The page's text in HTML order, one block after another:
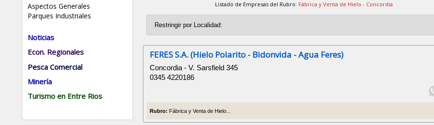
Aspectos Generales
Parques Industriales
Noticias
Econ. Regionales
Pesca Comercial
Minería
Turismo en Entre Rios
Listado de Empresas del Rubro: Fábrica y Venta de Hielo - Concordia
FERES S.A. (Hielo Polarito - Bidonvida - Agua Feres)
Concordia - V. Sarsfield 345
0345 4220186
Rubro: Fábrica y Venta de Hielo...